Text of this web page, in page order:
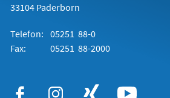
33104 Paderborn
Telefon: 05251 88-0
Fax:
05251 88-2000